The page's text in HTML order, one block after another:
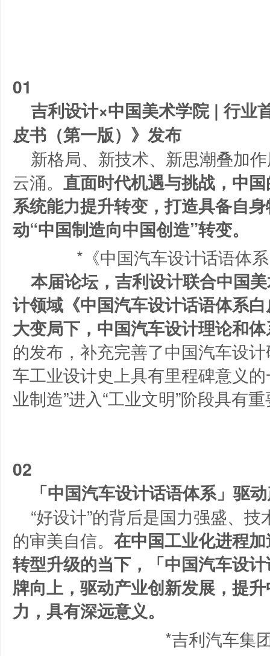
01
吉利设计×中国美术学院 | 行业
皮书（第一版）》发布
新格局、新技术、新思潮叠加
云涌。 直面时代机遇与挑战，中
系统能力提升转变，打造具备自
动“中国制造向中国创造”转变。
*《中国汽车设计话语体
本届论坛，吉利设计联合中国
计领域《中国汽车设计话语体系
大变局下，中国汽车设计理论和
的发布，补充完善了中国汽车设
车工业设计史上具有里程碑意义
业制造”进入“工业文明”阶段具有
02
「中国汽车设计话语体系」驱
“好设计”的背后是国力强盛、
的审美自信。 在中国工业化进程
转型升级的当下，「中国汽车设
牌向上，驱动产业创新发展，提
力，具有深远意义。
*吉利汽车集